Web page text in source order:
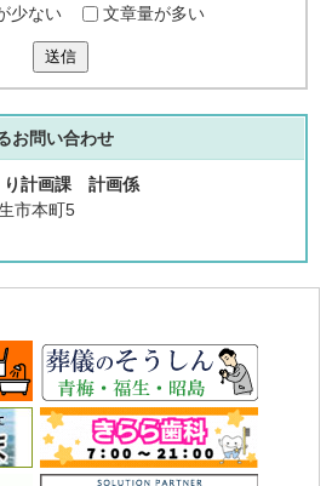
少ない 文章量が多い
送信
お問い合わせ
計画課 計画係
市本町5